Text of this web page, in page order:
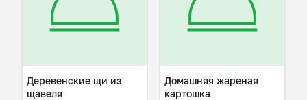
Деревенские щи из
щавеля
Домашняя жареная
картошка